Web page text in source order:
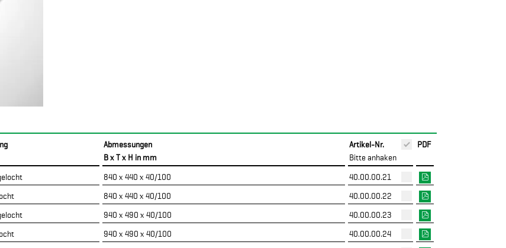
Abmessungen
B x T x H in mm
Artikel-Nr.
Bitte anhaken
PDF
840 x 440 x 40/100
40.00.00.21
840 x 440 x 40/100
40.00.00.22
940 x 490 x 40/100
40.00.00.23
940 x 490 x 40/100
40.00.00.24